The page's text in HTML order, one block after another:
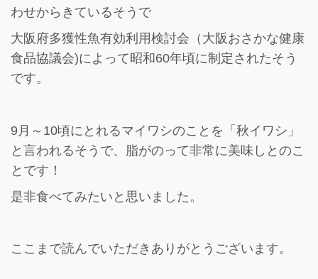
わせからきているそうで
大阪府多獲性魚有効利用検討会（大阪おさかな健康
食品協議会)によって昭和60年頃に制定されたそう
です。
9月～10頃にとれるマイワシのことを「秋イワシ」
と言われるそうで、脂がのって非常に美味しとのこ
とです！
是非食べてみたいと思いました。
ここまで読んでいただきありがとうございます。